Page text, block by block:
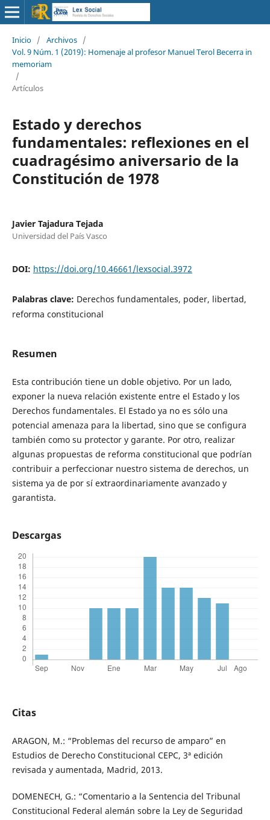
Inicio / Archivos /
Vol. 9 Núm. 1 (2019): Homenaje al profesor Manuel Terol Becerra in
memoriam
/
Artículos
Estado y derechos
fundamentales: reflexiones en el
cuadragésimo aniversario de la
Constitución de 1978
Javier Tajadura Tejada
Universidad del País Vasco
DOI: https://doi.org/10.46661/lexsocial.3972
Palabras clave: Derechos fundamentales, poder, libertad,
reforma constitucional
Resumen
Esta contribución tiene un doble objetivo. Por un lado,
exponer la nueva relación existente entre el Estado y los
Derechos fundamentales. El Estado ya no es sólo una
potencial amenaza para la libertad, sino que se configura
también como su protector y garante. Por otro, realizar
algunas propuestas de reforma constitucional que podrían
contribuir a perfeccionar nuestro sistema de derechos, un
sistema ya de por sí extraordinariamente avanzado y
garantista.
Descargas
Citas
ARAGON, M.: “Problemas del recurso de amparo” en
Estudios de Derecho Constitucional CEPC, 3ª edición
revisada y aumentada, Madrid, 2013.
DOMENECH, G.: “Comentario a la Sentencia del Tribunal
Constitucional Federal alemán sobre la Ley de Seguridad